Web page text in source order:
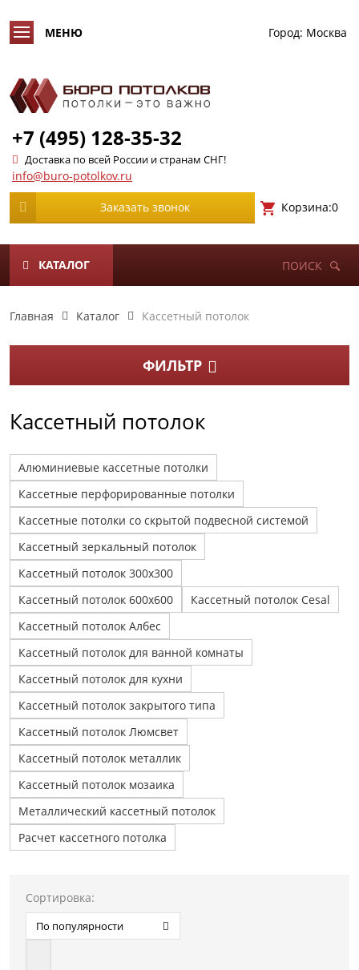
Город: Москва
+7 (495) 128-35-32
Доставка по всей России и странам СНГ!
info@buro-potolkov.ru
Заказать звонок Корзина:0
КАТАЛОГ ПОИСК
Главная Каталог Кассетный потолок
ФИЛЬТР
Кассетный потолок
Алюминиевые кассетные потолки
Кассетные перфорированные потолки
Кассетные потолки со скрытой подвесной системой
Кассетный зеркальный потолок
Кассетный потолок 300x300
Кассетный потолок 600x600
Кассетный потолок Cesal
Кассетный потолок Албес
Кассетный потолок для ванной комнаты
Кассетный потолок для кухни
Кассетный потолок закрытого типа
Кассетный потолок Люмсвет
Кассетный потолок металлик
Кассетный потолок мозаика
Металлический кассетный потолок
Расчет кассетного потолка
Сортировка:
По популярности